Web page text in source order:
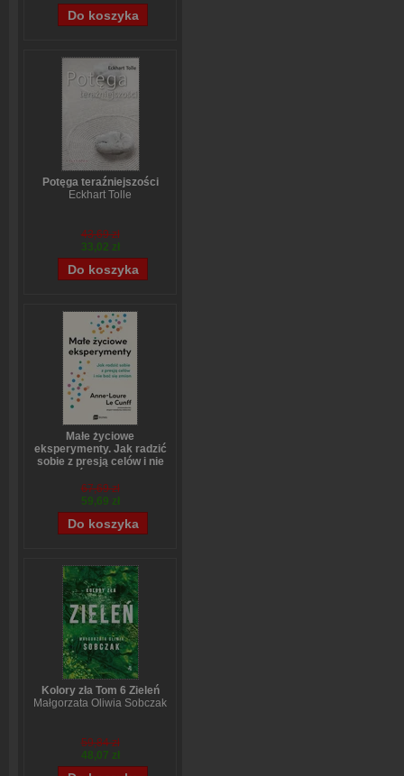
Potęga teraźniejszości
Eckhart Tolle
43,69 zł
33,02 zł
Małe życiowe
eksperymenty. Jak radzić
sobie z presją celów i nie
Anne-Laure LeCunff
67,69 zł
59,69 zł
Kolory zła Tom 6 Zieleń
Małgorzata Oliwia Sobczak
59,84 zł
48,07 zł